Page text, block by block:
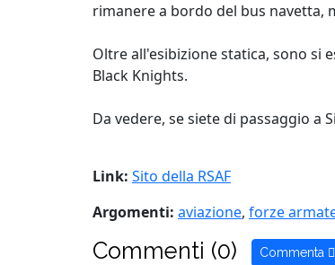
rimanere a bordo del bus navetta,
Oltre all'esibizione statica, sono si
Black Knights.
Da vedere, se siete di passaggio a
Link: Sito della RSAF
Argomenti: aviazione, forze
Commenti (0) Commenta